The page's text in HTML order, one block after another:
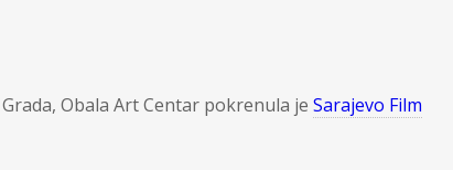
Obala Art Centar pokrenula je Sarajevo Film